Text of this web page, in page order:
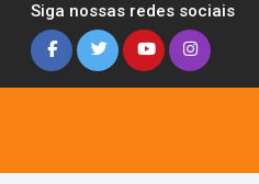
Siga nossas redes sociais